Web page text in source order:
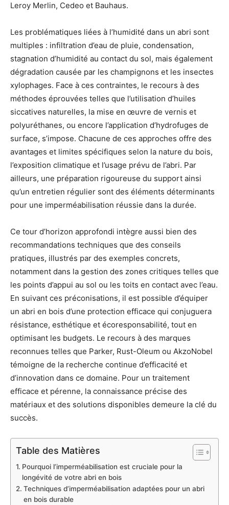
Leroy Merlin, Cedeo et Bauhaus.
Les problématiques liées à l’humidité dans un abri sont
multiples : infiltration d’eau de pluie, condensation,
stagnation d’humidité au contact du sol, mais également
dégradation causée par les champignons et les insectes
xylophages. Face à ces contraintes, le recours à des
méthodes éprouvées telles que l’utilisation d’huiles
siccatives naturelles, la mise en œuvre de vernis et
polyuréthanes, ou encore l’application d’hydrofuges de
surface, s’impose. Chacune de ces approches offre des
avantages et limites spécifiques selon la nature du bois,
l’exposition climatique et l’usage prévu de l’abri. Par
ailleurs, une préparation rigoureuse du support ainsi
qu’un entretien régulier sont des éléments déterminants
pour une imperméabilisation réussie dans la durée.
Ce tour d’horizon approfondi intègre aussi bien des
recommandations techniques que des conseils
pratiques, illustrés par des exemples concrets,
notamment dans la gestion des zones critiques telles que
les points d’appui au sol ou les toits en contact avec l’eau.
En suivant ces préconisations, il est possible d’équiper
un abri en bois d’une protection efficace qui conjuguera
résistance, esthétique et écoresponsabilité, tout en
optimisant les budgets. Le recours à des marques
reconnues telles que Parker, Rust-Oleum ou AkzoNobel
témoigne de la recherche continue d’efficacité et
d’innovation dans ce domaine. Pour un traitement
efficace et pérenne, la connaissance précise des
matériaux et des solutions disponibles demeure la clé du
succès.
Table des Matières
Pourquoi l’imperméabilisation est cruciale pour la
longévité de votre abri en bois
Techniques d’imperméabilisation adaptées pour un abri
en bois durable